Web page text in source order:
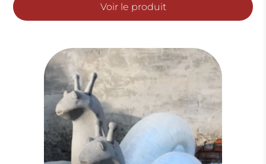
55.00€
115.00€
Voir le produit